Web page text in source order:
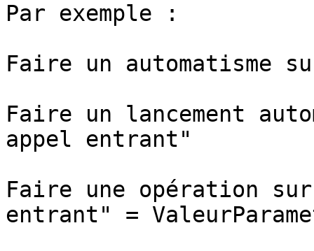
Par exemple :
Faire un automatisme
Faire un lancement
appel entrant"
Faire une opération
entrant" =